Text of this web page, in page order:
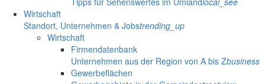
Wirtschaft
Standort, Unternehmen & Jobstrending_up
Wirtschaft
Firmendatenbank
Unternehmen aus der Region von A bis Zbusiness
Gewerbeflächen